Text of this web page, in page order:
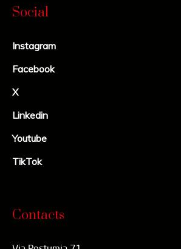
Social
Instagram
Facebook
X
Linkedin
Youtube
TikTok
Contacts